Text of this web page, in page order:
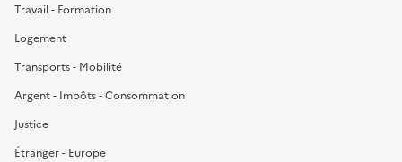
Travail - Formation
Logement
Transports - Mobilité
Argent - Impôts - Consommation
Justice
Étranger - Europe